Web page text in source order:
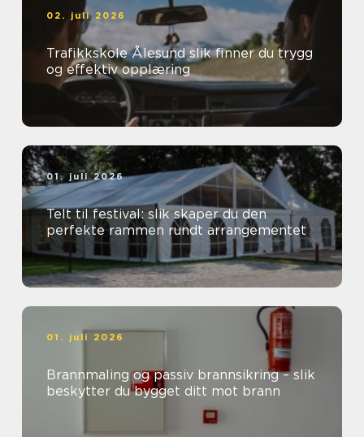
02. juli 2026
Trafikkskole Ålesund slik finner du trygg
og effektiv opplæring
01. juli 2026
Telt til festival: slik skaper du den
perfekte rammen rundt arrangementet
01. juli 2026
Brannmaling og passiv brannsikring – slik
beskytter du bygget ditt mot brann